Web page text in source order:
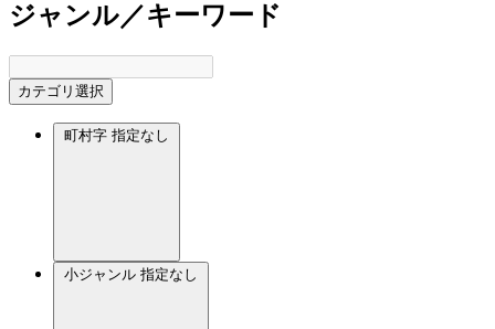
ジャンル／キーワード
カテゴリ選択
町村字 指定なし
小ジャンル 指定なし